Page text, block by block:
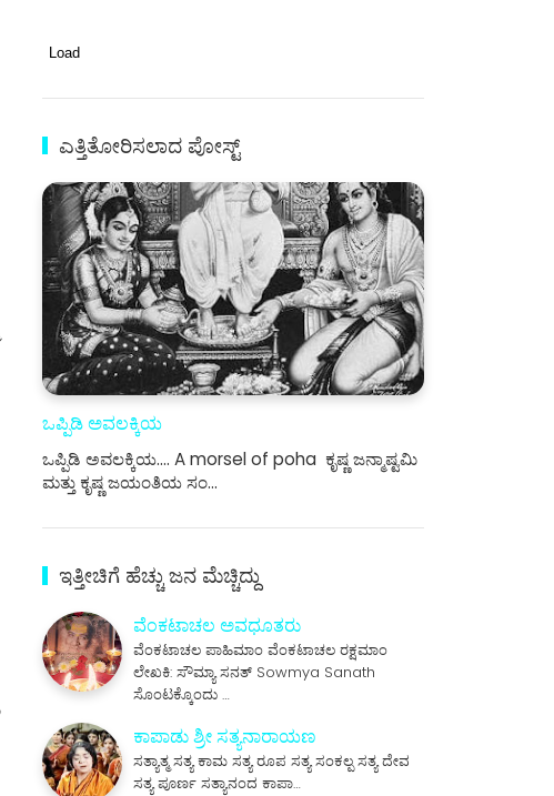
Load
ಎತ್ತಿತೋರಿಸಲಾದ ಪೋಸ್ಟ್
ಒಪ್ಪಿಡಿ ಅವಲಕ್ಕಿಯ
ಒಪ್ಪಿಡಿ ಅವಲಕ್ಕಿಯ.... A morsel of poha ಕೃಷ್ಣ ಜನ್ಮಾಷ್ಟಮಿ
ಮತ್ತು ಕೃಷ್ಣ ಜಯಂತಿಯ ಸಂ…
ಇತ್ತೀಚಿಗೆ ಹೆಚ್ಚು ಜನ ಮೆಚ್ಚಿದ್ದು
ವೆಂಕಟಾಚಲ ಅವಧೂತರು
ವೆಂಕಟಾಚಲ ಪಾಹಿಮಾಂ ವೆಂಕಟಾಚಲ ರಕ್ಷಮಾಂ
ಲೇಖಕಿ: ಸೌಮ್ಯಾ ಸನತ್ Sowmya Sanath
ಸೊಂಟಕ್ಕೊಂದು …
ಕಾಪಾಡು ಶ್ರೀ ಸತ್ಯನಾರಾಯಣ
ಸತ್ಯಾತ್ಮ ಸತ್ಯ ಕಾಮ ಸತ್ಯ ರೂಪ ಸತ್ಯ ಸಂಕಲ್ಪ ಸತ್ಯ ದೇವ
ಸತ್ಯ ಪೂರ್ಣ ಸತ್ಯಾನಂದ ಕಾಪಾ…